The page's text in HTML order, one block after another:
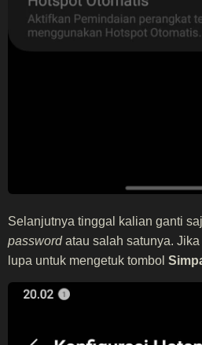
Selanjutnya tinggal kalian ganti
passwordatau salah satunya.
lupa untuk mengetuk tombol